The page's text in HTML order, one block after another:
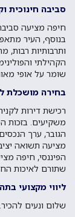
סביבה חינוכית
חיפה מציעה
בנוסף, העיר
ותרבותיות רבות,
הקהילתי
שומר על אופי
בחירה מושכלת
רכישת דירות
משקיעים. בזכות
הגובר, ערך
מציעה תשואה
הפיננסי, חיפה
שתורם לאיכות
ליווי מקצועי
שלום ונעים